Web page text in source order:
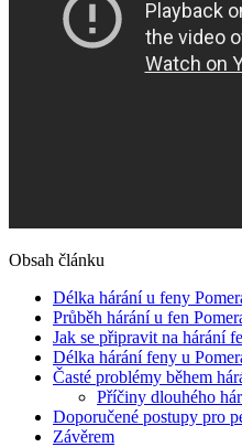
Obsah článku
Délka hárání⁢ u ⁣feny
Průběh⁤ hárání ⁤u fen
Jak se ⁣připravit na hárání
Délka hárání feny u
Časté problémy během
Příčiny dlouhého
Doporučené postupy pro
Závěrem